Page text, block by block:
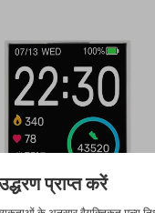
प्राप्त करें